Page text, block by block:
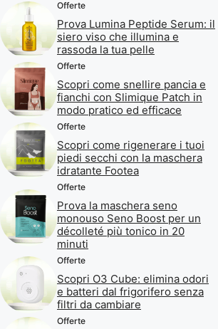
Offerte
Prova Lumina Peptide Serum: il
siero viso che illumina e
rassoda la tua pelle
Offerte
Scopri come snellire pancia e
fianchi con Slimique Patch in
modo pratico ed efficace
Offerte
Scopri come rigenerare i tuoi
piedi secchi con la maschera
idratante Footea
Offerte
Prova la maschera seno
monouso Seno Boost per un
décolleté più tonico in 20
minuti
Offerte
Scopri O3 Cube: elimina odori
e batteri dal frigorifero senza
filtri da cambiare
Offerte